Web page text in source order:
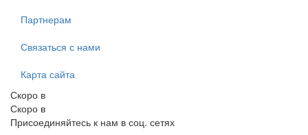
Партнерам
Связаться с нами
Карта сайта
Скоро в
Скоро в
Присоединяйтесь к нам в соц. сетях